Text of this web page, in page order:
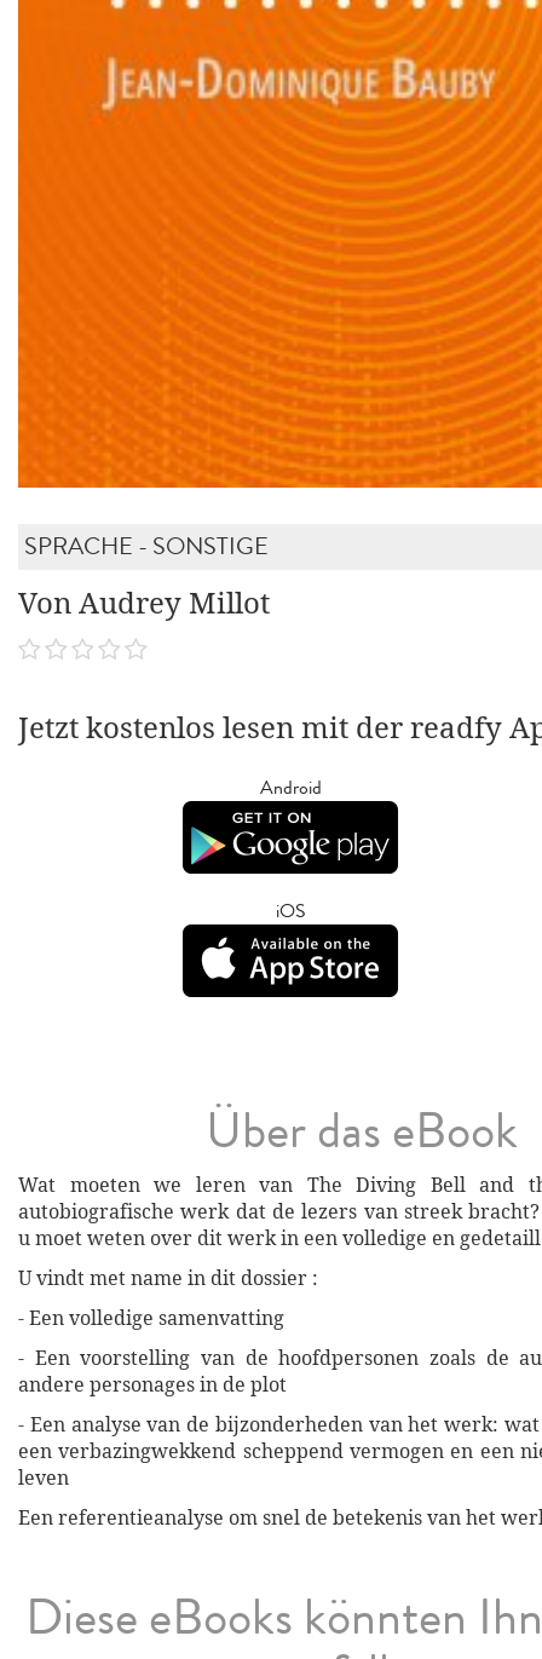
SPRACHE - SONSTIGE
Von Audrey Millot
Jetzt kostenlos lesen mit der readfy
Android
iOS
Über das eBook
Wat moeten we leren van The Diving Bell and
autobiografische werk dat de lezers van streek
u moet weten over dit werk in een volledige en
U vindt met name in dit dossier :
- Een volledige samenvatting
- Een voorstelling van de hoofdpersonen zoals de
andere personages in de plot
- Een analyse van de bijzonderheden van het werk:
een verbazingwekkend scheppend vermogen en een
leven
Een referentieanalyse om snel de betekenis van het
Diese eBooks könnten